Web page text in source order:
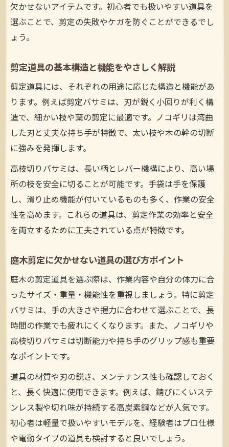
欠かせないアイテムです。初心者でも扱いやすい道具を
選ぶことで、剪定の失敗やケガを防ぐことができるでし
ょう。
剪定道具の基本構造と機能をやさしく解説
剪定道具には、それぞれの用途に応じた構造と機能があ
ります。例えば剪定バサミは、刃が鋭く小回りが利く構
造で、細かい枝や葉の剪定に最適です。ノコギリは湾曲
した刃と丈夫な持ち手が特徴で、太い枝や木の幹の切断
に強みを発揮します。
高枝切りバサミは、長い柄とレバー機構により、高い場
所の枝を安全に切ることが可能です。手袋は手を保護
し、滑り止め機能が付いているものも多く、作業の安全
性を高めます。これらの道具は、剪定作業の効率と安全
を両立するために工夫されている点が特徴です。
庭木剪定に欠かせない道具の選び方ポイント
庭木の剪定道具を選ぶ際は、作業内容や自分の体力に合
ったサイズ・重量・機能性を重視しましょう。特に剪定
バサミは、手の大きさや握力に合わせて選ぶことで、長
時間の作業でも疲れにくくなります。また、ノコギリや
高枝切りバサミは切断能力や持ち手のグリップ感も重要
なポイントです。
道具の材質や刃の鋭さ、メンテナンス性も確認しておく
と、長く快適に使用できます。例えば、錆びにくいステ
ンレス製や切れ味が持続する高炭素鋼などが人気です。
初心者は軽量で扱いやすいモデルを、経験者はプロ仕様
や電動タイプの道具も検討すると良いでしょう。